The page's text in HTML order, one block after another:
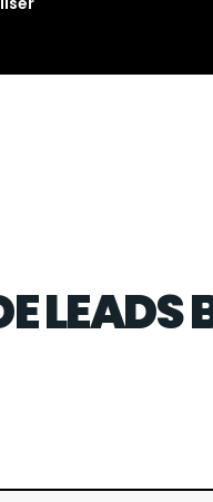
LEADS